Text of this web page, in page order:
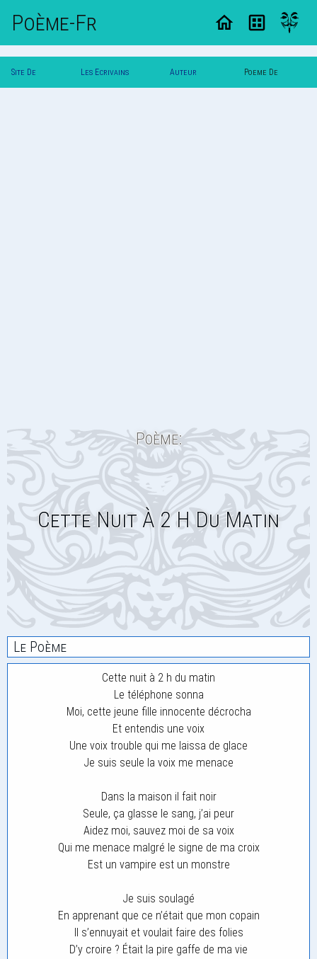
Poème-Fr
Site De Les Ecrivains Auteur Poeme De
Poème:
Cette Nuit À 2 H Du Matin
Le Poème
Cette nuit à 2 h du matin
Le téléphone sonna
Moi, cette jeune fille innocente décrocha
Et entendis une voix
Une voix trouble qui me laissa de glace
Je suis seule la voix me menace
Dans la maison il fait noir
Seule, ça glasse le sang, j’ai peur
Aidez moi, sauvez moi de sa voix
Qui me menace malgré le signe de ma croix
Est un vampire est un monstre
Je suis soulagé
En apprenant que ce n’était que mon copain
Il s’ennuyait et voulait faire des folies
D’y croire ? Était la pire gaffe de ma vie